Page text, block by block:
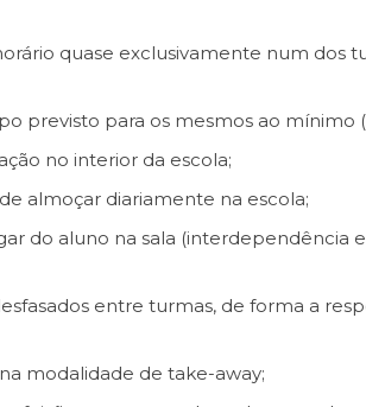
quase exclusivamente num dos
previsto para os mesmos ao mínimo
no interior da escola;
almoçar diariamente na escola;
do aluno na sala (interdependência
entre turmas, de forma a
modalidade de take-away;